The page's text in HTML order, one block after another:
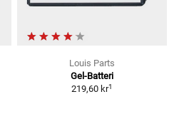
Louis Parts
Gel-Batteri
219,60 kr1